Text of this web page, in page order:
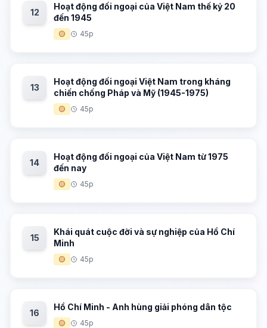
12
Hoạt động đối ngoại của Việt Nam thế kỷ 20
đến 1945
🟡 45p
13
Hoạt động đối ngoại Việt Nam trong kháng
chiến chống Pháp và Mỹ (1945-1975)
🟡 45p
14
Hoạt động đối ngoại của Việt Nam từ 1975
đến nay
🟡 45p
15
Khái quát cuộc đời và sự nghiệp của Hồ Chí
Minh
🟡 45p
16
Hồ Chí Minh - Anh hùng giải phóng dân tộc
🟡 45p